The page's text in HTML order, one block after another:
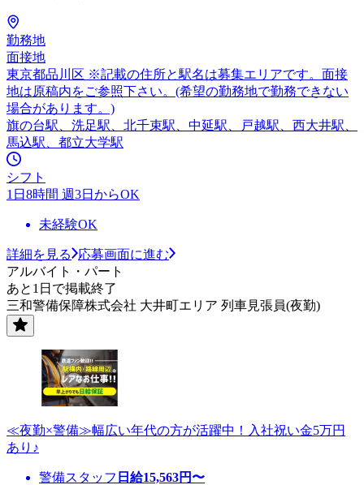
勤務地
面接地
東京都品川区 ※記載の住所と駅名は募集エリアです。面接
地は原稿内をご参照下さい。(希望の勤務地で勤務できない
場合があります。)
旗の台駅、洗足駅、北千束駅、中延駅、戸越駅、西大井駅、
馬込駅、都立大学駅
シフト
1日8時間 週3日からOK
未経験OK
詳細を見る
応募画面に進む
アルバイト・パート
あと1日で掲載終了
三和警備保障株式会社 大井町エリア 列車見張員(夜勤)
≪夜勤×警備≫幅広い年代の方が活躍中！入社祝い金5万円
あり♪
警備スタッフ 日給15,563円〜